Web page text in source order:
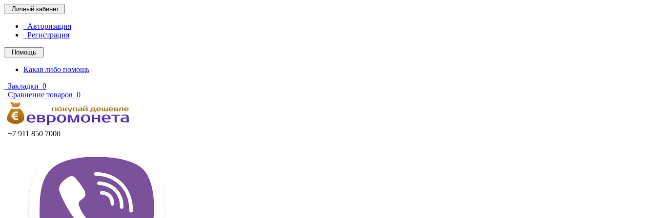
Личный кабинет
Авторизация
Регистрация
Помощь
Какая либо помощь
Закладки 0
Сравнение товаров 0
+7 911 850 7000